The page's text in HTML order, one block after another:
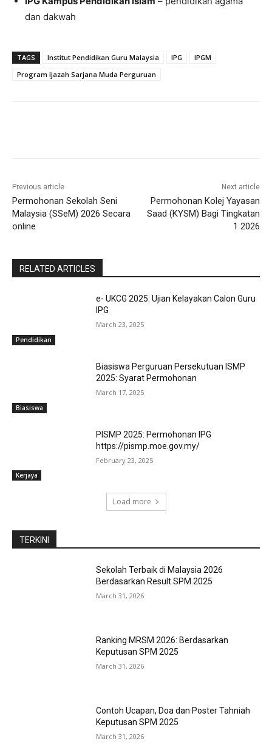
dan dakwah
TAGS Institut Pendidikan Guru Malaysia IPG
IPGM
Program Ijazah Sarjana Muda Perguruan
Previous article
Permohonan Sekolah Seni
Malaysia (SSeM) 2026 Secara
online
Next article
Permohonan Kolej Yayasan
Saad (KYSM) Bagi Tingkatan
1 2026
RELATED ARTICLES
Pendidikan
e- UKCG 2025: Ujian Kelayakan Calon Guru
IPG
March 23, 2025
Biasiswa
Biasiswa Perguruan Persekutuan ISMP
2025: Syarat Permohonan
March 17, 2025
Kerjaya
PISMP 2025: Permohonan IPG
https://pismp.moe.gov.my/
February 23, 2025
Load more
TERKINI
Sekolah Terbaik di Malaysia 2026
Berdasarkan Result SPM 2025
March 31, 2026
Ranking MRSM 2026: Berdasarkan
Keputusan SPM 2025
March 31, 2026
Contoh Ucapan, Doa dan Poster Tahniah
Keputusan SPM 2025
March 31, 2026